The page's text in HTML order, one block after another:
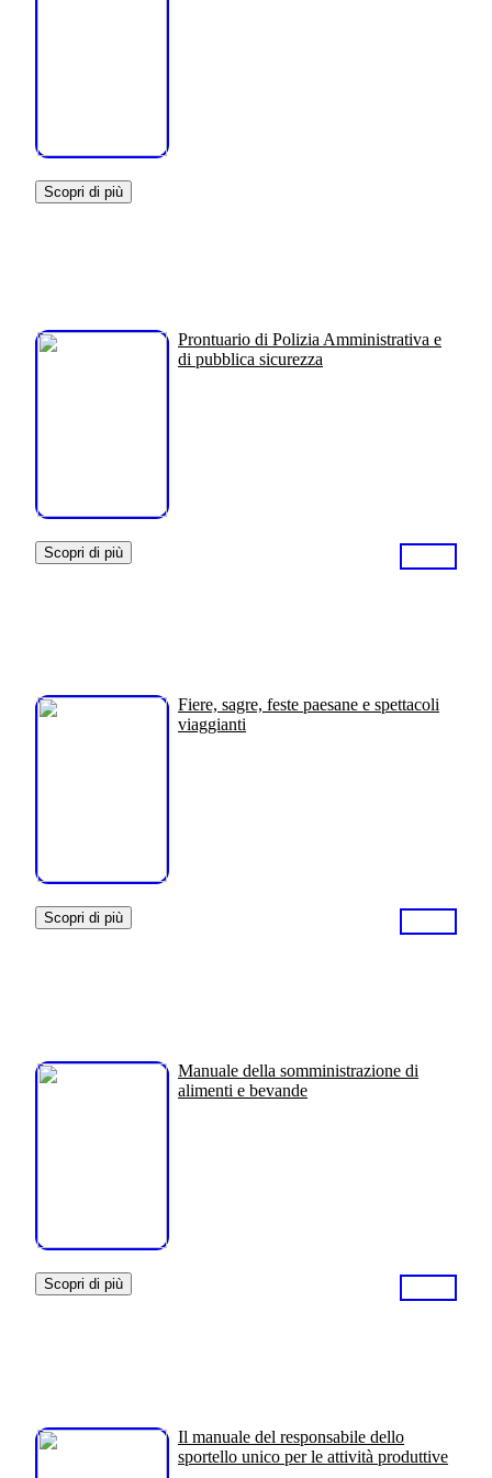
Scopri di più
Prontuario di Polizia Amministrativa e
di pubblica sicurezza
Scopri di più
Fiere, sagre, feste paesane e spettacoli
viaggianti
Scopri di più
Manuale della somministrazione di
alimenti e bevande
Scopri di più
Il manuale del responsabile dello
sportello unico per le attività produttive